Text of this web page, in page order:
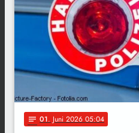
notes 01. Juni 2026 05:04